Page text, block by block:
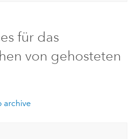
für das
von gehosteten
archive